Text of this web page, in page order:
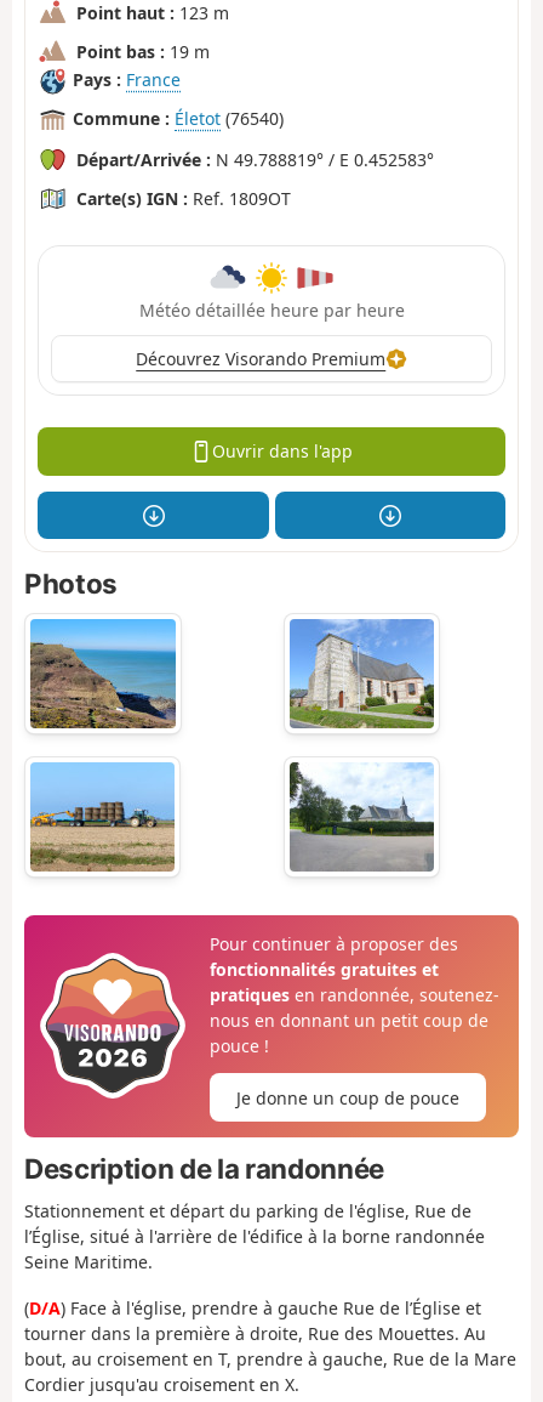
Point haut : 123 m
Point bas : 19 m
Pays : France
Commune : Életot (76540)
Départ/Arrivée : N 49.788819° / E 0.452583°
Carte(s) IGN : Ref. 1809OT
Météo détaillée heure par heure
Découvrez Visorando Premium
Ouvrir dans l'app
Photos
Pour continuer à proposer des
fonctionnalités gratuites et
pratiquesen randonnée, soutenez-
nous en donnant un petit coup de
pouce !
Je donne un coup de pouce
Description de la randonnée
Stationnement et départ du parking de l'église, Rue de
l’Église, situé à l'arrière de l'édifice à la borne randonnée
Seine Maritime.
(D/A) Face à l'église, prendre à gauche Rue de l’Église et
tourner dans la première à droite, Rue des Mouettes. Au
bout, au croisement en T, prendre à gauche, Rue de la Mare
Cordier jusqu'au croisement en X.